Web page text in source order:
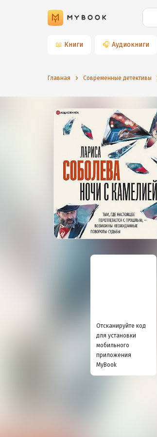
📖 Книги 🎧 Аудиокниги
Главная Современные детективы
Отсканируйте код
для установки
мобильного
приложения
MyBook